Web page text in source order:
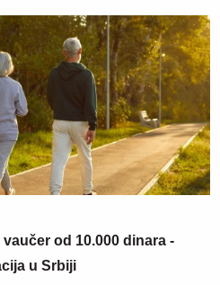
od 10.000 dinara -
u Srbiji